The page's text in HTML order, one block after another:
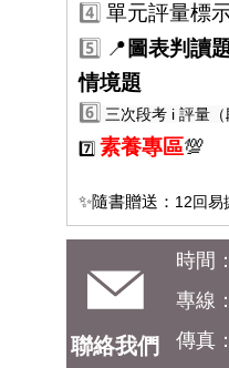
4️⃣ 單元評量標
5️⃣ 📍 圖表判讀
情境題
6️⃣ 三次段考 i 評量（
7️⃣ 素養專區💯
✨隨書贈送： 12回易
聯絡我們
時間
專線
傳真